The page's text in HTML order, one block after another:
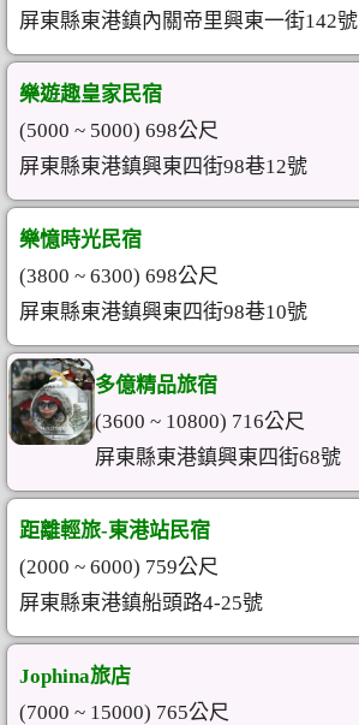
屏東縣東港鎮內關帝里興東一街142號
樂遊趣皇家民宿
(5000 ~ 5000) 698公尺
屏東縣東港鎮興東四街98巷12號
樂憶時光民宿
(3800 ~ 6300) 698公尺
屏東縣東港鎮興東四街98巷10號
多億精品旅宿
(3600 ~ 10800) 716公尺
屏東縣東港鎮興東四街68號
距離輕旅-東港站民宿
(2000 ~ 6000) 759公尺
屏東縣東港鎮船頭路4-25號
Jophina旅店
(7000 ~ 15000) 765公尺